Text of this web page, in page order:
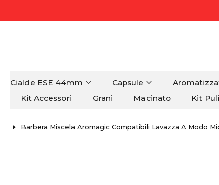
Cialde ESE 44mm Capsule
Kit Accessori
Grani Macinato Kit
Barbera Miscela Aromagic Compatibili Lavazza A Modo